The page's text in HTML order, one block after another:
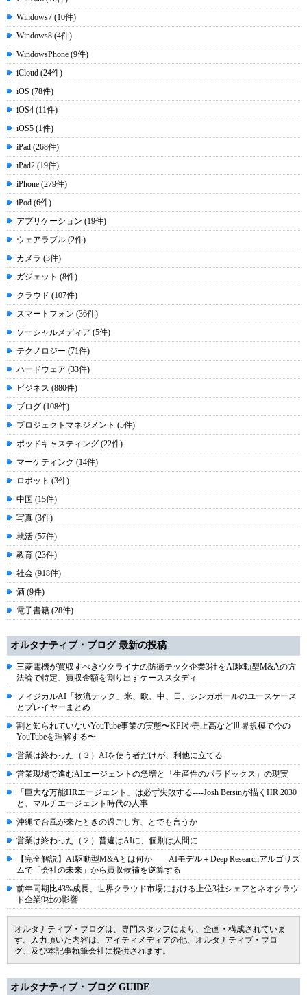
Windows7 (10件)
Windows8 (4件)
WindowsPhone (9件)
iCloud (24件)
iOS (78件)
iOS4 (11件)
iOS5 (1件)
iPad (268件)
iPad2 (19件)
iPhone (279件)
iPod (6件)
アプリケーション (19件)
ウェアラブル (2件)
カメラ (3件)
ガジェット (8件)
クラウド (107件)
スマートフォン (36件)
ソーシャルメディア (5件)
テクノロジー (71件)
ハードウェア (33件)
ビジネス (880件)
ブログ (108件)
プロジェクトマネジメント (5件)
ポッドキャスティング (22件)
マーケティング (14件)
ロボット (3件)
中国 (15件)
写真 (3件)
就活 (57件)
教育 (23件)
社会 (918件)
酒 (9件)
電子書籍 (28件)
オルタナティブ・ブログ 最新の投稿
三菱電機が買収すべきウクライナの防衛テック企業3社をAI駆動型M&Aの方
法論で特定、買収金額を割り出すケーススタディ
フィジカルAI「物流テック」米、欧、中、日、シンガポールのユースケース
とプレイヤーまとめ
割と知られていないYouTube事業の実態〜KPIや売上高など世界規模で今の
YouTubeを理解する〜
営業は終わった（３）AIを使う者だけが、利他に立てる
営業現場で進むAIエージェントの急増と「生産性のパラドックス」の現実
「巨大な万能HRエージェント」は必ず失敗する----Josh Bersinが描くHR 2030
と、マルチエージェント時代の人事
沖縄で台風が来たときの過ごし方、とでも言うか
営業は終わった（２）普遍はAIに、個別は人間に
【完全解説】AI駆動型M&Aとは何か――AIモデル＋Deep Researchアルゴリズ
ムで「会社の未来」から買収候補を逆算する
前年同期比43%成長、世界クラウド市場における上位3社シェアとネオクラウ
ド企業9社の影響
オルタナティブ・ブログは、専門スタッフにより、企画・構成されていま
す。入力頂いた内容は、アイティメディアの他、オルタナティブ・ブロ
グ、及び本記事執筆会社に提供されます。
オルタナティブ・ブログ GUIDE